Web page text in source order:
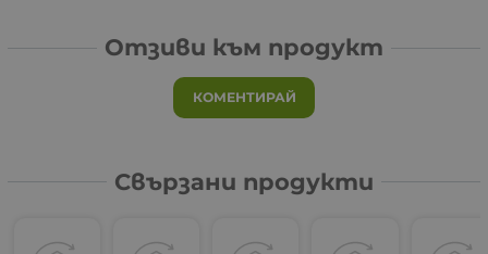
Отзиви към продукт
КОМЕНТИРАЙ
Свързани продукти